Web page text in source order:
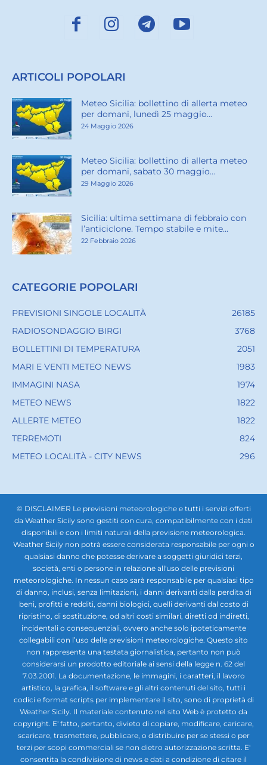
ARTICOLI POPOLARI
Meteo Sicilia: bollettino di allerta meteo
per domani, lunedì 25 maggio...
24 Maggio 2026
Meteo Sicilia: bollettino di allerta meteo
per domani, sabato 30 maggio...
29 Maggio 2026
Sicilia: ultima settimana di febbraio con
l’anticiclone. Tempo stabile e mite...
22 Febbraio 2026
CATEGORIE POPOLARI
PREVISIONI SINGOLE LOCALITÀ
26185
RADIOSONDAGGIO BIRGI
3768
BOLLETTINI DI TEMPERATURA
2051
MARI E VENTI METEO NEWS
1983
IMMAGINI NASA
1974
METEO NEWS
1822
ALLERTE METEO
1822
TERREMOTI
824
METEO LOCALITÀ - CITY NEWS
296
© DISCLAIMER Le previsioni meteorologiche e tutti i servizi offerti
da Weather Sicily sono gestiti con cura, compatibilmente con i dati
disponibili e con i limiti naturali della previsione meteorologica.
Weather Sicily non potrà essere considerata responsabile per ogni o
qualsiasi danno che potesse derivare a soggetti giuridici terzi,
società, enti o persone in relazione all'uso delle previsioni
meteorologiche. In nessun caso sarà responsabile per qualsiasi tipo
di danno, inclusi, senza limitazioni, i danni derivanti dalla perdita di
beni, profitti e redditi, danni biologici, quelli derivanti dal costo di
ripristino, di sostituzione, od altri costi similari, diretti od indiretti,
incidentali o consequenziali, ovvero anche solo ipoteticamente
collegabili con l’uso delle previsioni meteorologiche. Questo sito
non rappresenta una testata giornalistica, pertanto non può
considerarsi un prodotto editoriale ai sensi della legge n. 62 del
7.03.2001. La documentazione, le immagini, i caratteri, il lavoro
artistico, la grafica, il software e gli altri contenuti del sito, tutti i
codici e format scripts per implementare il sito, sono di proprietà di
Weather Sicily. Il materiale contenuto nel sito Web è protetto da
copyright. E' fatto, pertanto, divieto di copiare, modificare, caricare,
scaricare, trasmettere, pubblicare, o distribuire per se stessi o per
terzi per scopi commerciali se non dietro autorizzazione scritta. E'
consentita la condivisione di news e dati a condizione di citare il